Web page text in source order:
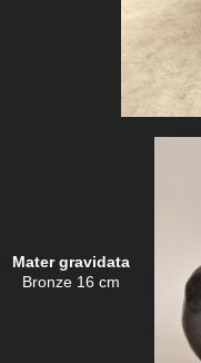
Mater gravidata
Bronze 16 cm